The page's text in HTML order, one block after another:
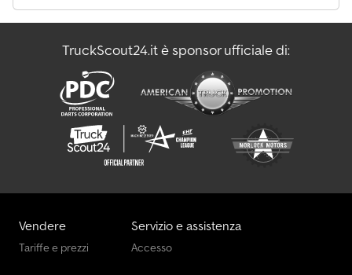
TruckScout24.it è sponsor ufficiale di:
Vendere
Tariffe e prezzi
Servizio e assistenza
Accesso